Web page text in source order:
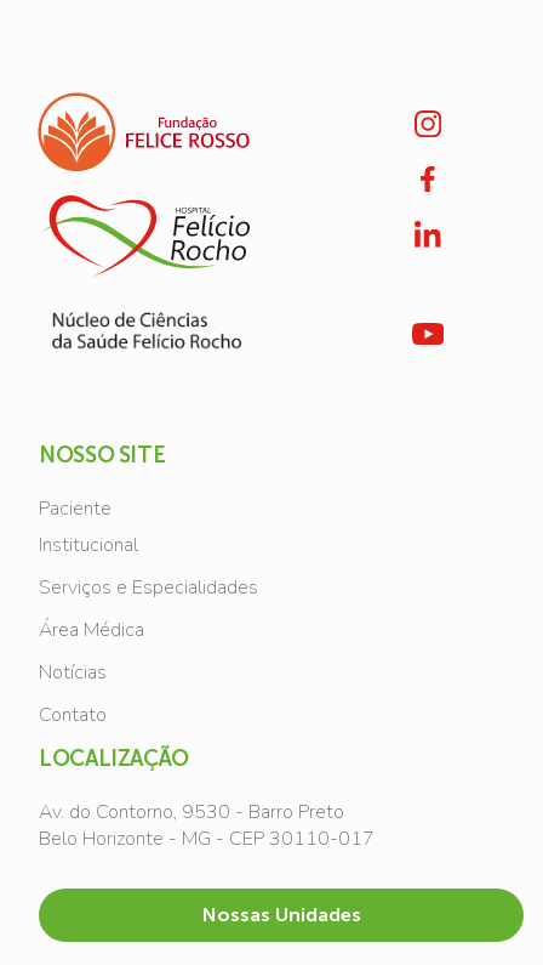
NOSSO SITE
Paciente
Institucional
Serviços e Especialidades
Área Médica
Notícias
Contato
LOCALIZAÇÃO
Av. do Contorno, 9530 - Barro Preto
Belo Horizonte - MG - CEP 30110-017
Nossas Unidades